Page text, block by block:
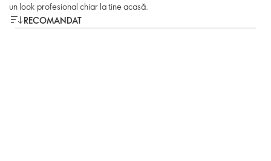
un look profesional chiar la tine acasă.
RECOMANDAT